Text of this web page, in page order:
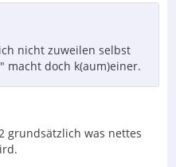
nicht zuweilen selbst
macht doch k(aum)einer.
grundsätzlich was nettes